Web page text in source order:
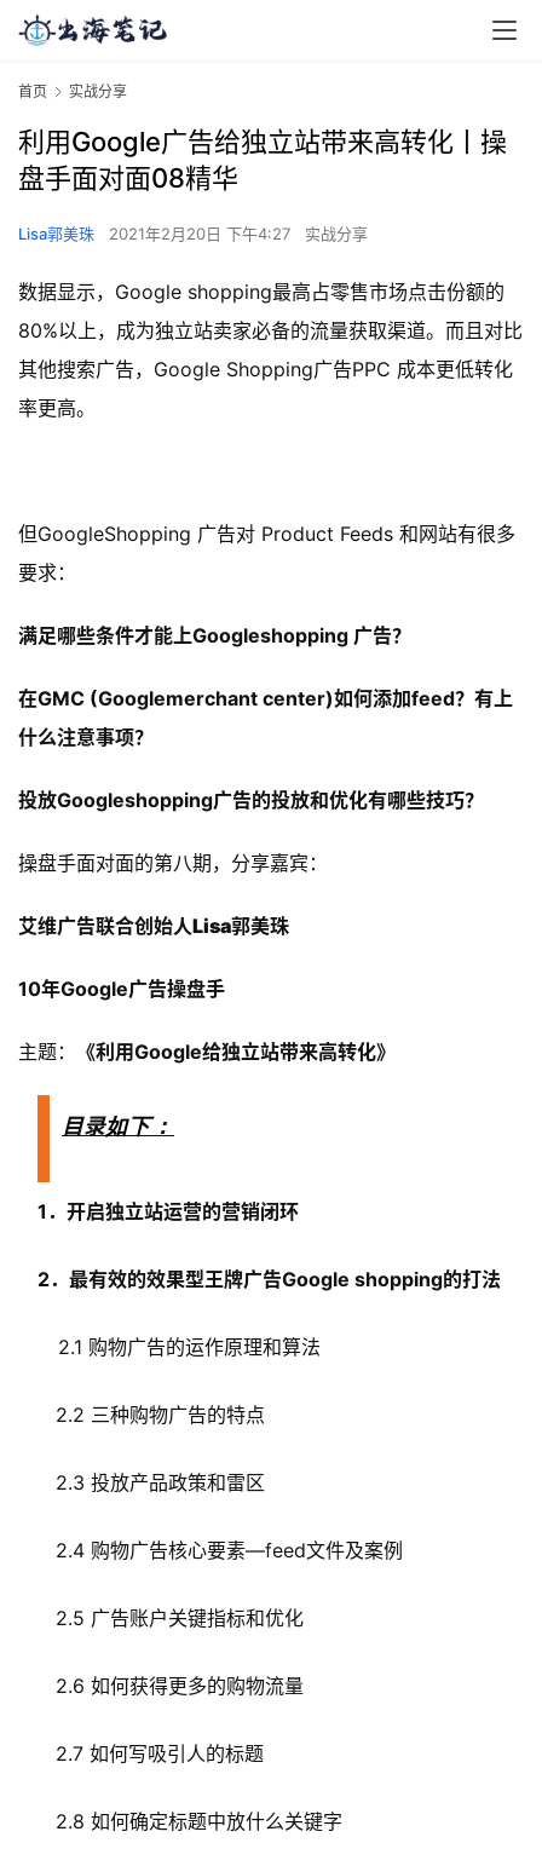
首页 实战分享
利用Google广告给独立站带来高转化丨操
盘手面对面08精华
Lisa郭美珠 2021年2月20日 下午4:27 实战分享
数据显示，Google shopping最高占零售市场点击份额的
80%以上，成为独立站卖家必备的流量获取渠道。 而且对比
其他搜索广告，Google Shopping广告PPC 成本更低转化
率更高。
但GoogleShopping 广告对 Product Feeds 和网站有很多
要求：
满足哪些条件才能上Googleshopping 广告？
在GMC (Googlemerchant center)如何添加feed？有上
什么注意事项？
投放Googleshopping广告的投放和优化有哪些技巧？
操盘手面对面的第八期， 分享嘉宾 ：
艾维广告联合创始人Lisa郭美珠
10年Google广告操盘手
主题： 《利用Google给独立站带来高转化》
目录如下：
1．开启独立站运营的营销闭环
2．最有效的效果型王牌广告Google shopping的打法
2.1 购物广告的运作原理和算法
2.2 三种购物广告的特点
2.3 投放产品政策和雷区
2.4 购物广告核心要素—feed文件及案例
2.5 广告账户关键指标和优化
2.6 如何获得更多的购物流量
2.7 如何写吸引人的标题
2.8 如何确定标题中放什么关键字